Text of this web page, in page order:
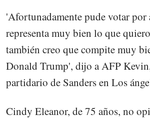
'Afortunadamente pude votar por
representa muy bien lo que
también creo que compite muy
Donald Trump', dijo a AFP
partidario de Sanders en Los
Cindy Eleanor, de 75 años, no